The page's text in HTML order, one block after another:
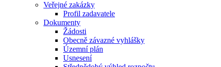
Veřejné zakázky
Profil zadavatele
Dokumenty
Žádosti
Obecně závazné vyhlášky
Územní plán
Usnesení